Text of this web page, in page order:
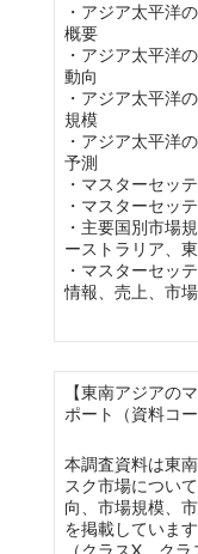
・アジア太平洋
概要
・アジア太平洋
動向
・アジア太平洋
規模
・アジア太平洋
予測
・マスターセッ
・マスターセッ
・主要国別市場
ーストラリア、
・マスターセッ
情報、売上、市
【東南アジアの
ポート（資料コ
本調査資料は東
スク市場につい
向、市場規模、
を掲載していま
（クラスX、ク